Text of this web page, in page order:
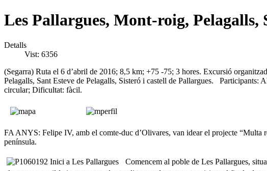
Les Pallargues, Mont-roig, Pelagalls,
Detalls
Vist: 6356
(Segarra) Ruta el 6 d’abril de 2016; 8,5 km; +75 -75; 3 hores. Excursió
Pelagalls, Sant Esteve de Pelagalls, Sisteró i castell de Pallargues. Participants:
circular; Dificultat: fàcil.
FA ANYS: Felipe IV, amb el comte-duc d’Olivares, van idear el projecte “Multa
península.
Comencem al poble de Les Pallargues,